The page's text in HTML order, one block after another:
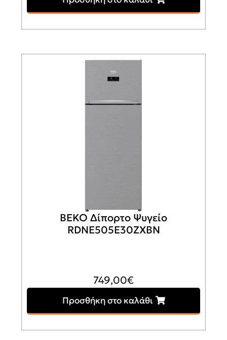
BEKO Δίπορτο Ψυγείο
RDNE505E30ZXBN
749,00€
Προσθήκη στο καλάθι